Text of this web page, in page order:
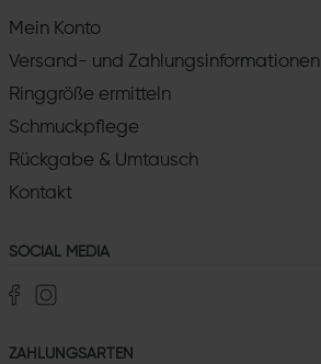
Mein Konto
Versand- und Zahlungsinformationen
Ringgröße ermitteln
Schmuckpflege
Rückgabe & Umtausch
Kontakt
SOCIAL MEDIA
ZAHLUNGSARTEN